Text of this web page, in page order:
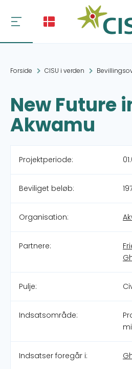
Forside CISU i verden
New Future
Akwamu
Projektperiode:
Beviliget beløb:
Organisation:
Partnere:
Pulje:
Indsatsområde:
Indsatser foregår i: